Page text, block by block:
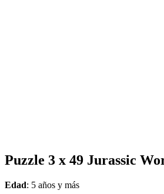
Puzzle 3 x 49 Jurassic
Edad: 5 años y más